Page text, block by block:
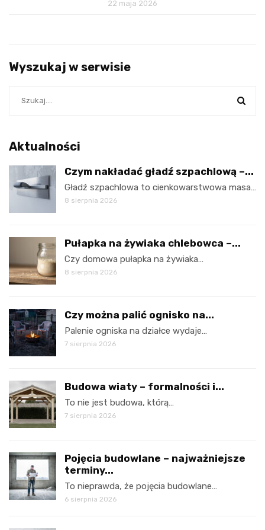
22 maja 2026
Wyszukaj w serwisie
Aktualności
Czym nakładać gładź szpachlową –...
Gładź szpachlowa to cienkowarstwowa masa…
8 sierpnia 2026
Pułapka na żywiaka chlebowca –...
Czy domowa pułapka na żywiaka…
8 sierpnia 2026
Czy można palić ognisko na...
Palenie ogniska na działce wydaje…
7 sierpnia 2026
Budowa wiaty – formalności i...
To nie jest budowa, którą…
7 sierpnia 2026
Pojęcia budowlane – najważniejsze
terminy...
To nieprawda, że pojęcia budowlane…
6 sierpnia 2026